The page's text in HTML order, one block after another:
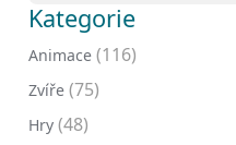
Kategorie
Animace (116)
Zvíře (75)
Hry (48)